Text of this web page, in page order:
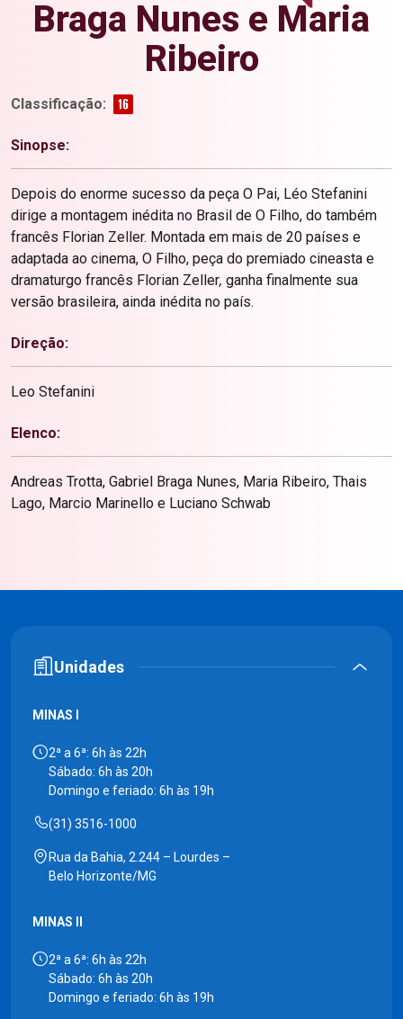
Braga Nunes e Maria
Ribeiro
Classificação:
Sinopse:
Depois do enorme sucesso da peça O Pai, Léo Stefanini
dirige a montagem inédita no Brasil de O Filho, do também
francês Florian Zeller. Montada em mais de 20 países e
adaptada ao cinema, O Filho, peça do premiado cineasta e
dramaturgo francês Florian Zeller, ganha finalmente sua
versão brasileira, ainda inédita no país.
Direção:
Leo Stefanini
Elenco:
Andreas Trotta, Gabriel Braga Nunes, Maria Ribeiro, Thais
Lago, Marcio Marinello e Luciano Schwab
Unidades
MINAS I
2ª a 6ª: 6h às 22h
Sábado: 6h às 20h
Domingo e feriado: 6h às 19h
(31) 3516-1000
Rua da Bahia, 2.244 – Lourdes –
Belo Horizonte/MG
MINAS II
2ª a 6ª: 6h às 22h
Sábado: 6h às 20h
Domingo e feriado: 6h às 19h